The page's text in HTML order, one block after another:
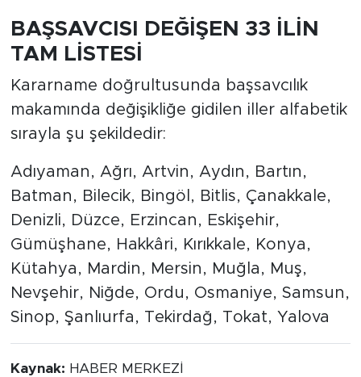
BAŞSAVCISI DEĞİŞEN 33 İLİN
TAM LİSTESİ
Kararname doğrultusunda başsavcılık
makamında değişikliğe gidilen iller alfabetik
sırayla şu şekildedir:
Adıyaman, Ağrı, Artvin, Aydın, Bartın,
Batman, Bilecik, Bingöl, Bitlis, Çanakkale,
Denizli, Düzce, Erzincan, Eskişehir,
Gümüşhane, Hakkâri, Kırıkkale, Konya,
Kütahya, Mardin, Mersin, Muğla, Muş,
Nevşehir, Niğde, Ordu, Osmaniye, Samsun,
Sinop, Şanlıurfa, Tekirdağ, Tokat, Yalova
Kaynak: HABER MERKEZİ